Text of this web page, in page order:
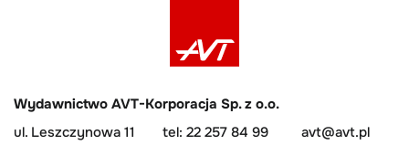
Wydawnictwo AVT-Korporacja Sp. z o.o.
ul. Leszczynowa 11
tel: 22 257 84 99
avt@avt.pl